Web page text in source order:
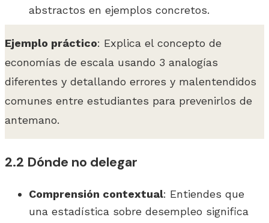
abstractos en ejemplos concretos.
Ejemplo práctico: Explica el concepto de
economías de escala usando 3 analogías
diferentes y detallando errores y malentendidos
comunes entre estudiantes para prevenirlos de
antemano.
2.2 Dónde no delegar
Comprensión contextual: Entiendes que
una estadística sobre desempleo significa